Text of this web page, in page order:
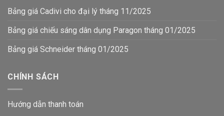
Bảng giá Cadivi cho đại lý tháng 11/2025
Bảng giá chiếu sáng dân dụng Paragon tháng 01/2025
Bảng giá Schneider tháng 01/2025
CHÍNH SÁCH
Hướng dẫn thanh toán